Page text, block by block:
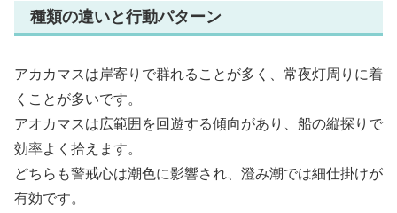
種類の違いと行動パターン
アカカマスは岸寄りで群れることが多く、常夜灯周りに着
くことが多いです。
アオカマスは広範囲を回遊する傾向があり、船の縦探りで
効率よく拾えます。
どちらも警戒心は潮色に影響され、澄み潮では細仕掛けが
有効です。